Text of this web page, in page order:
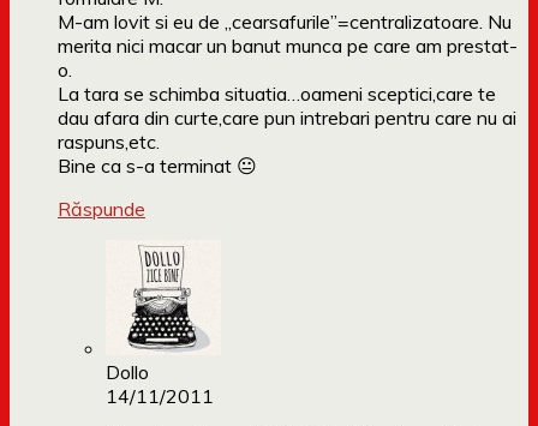
M-am lovit si eu de „cearsafurile”=centralizatoare. Nu
merita nici macar un banut munca pe care am prestat-
o.
La tara se schimba situatia…oameni sceptici,care te
dau afara din curte,care pun intrebari pentru care nu ai
raspuns,etc.
Bine ca s-a terminat 😐
Răspunde
Dollo
14/11/2011